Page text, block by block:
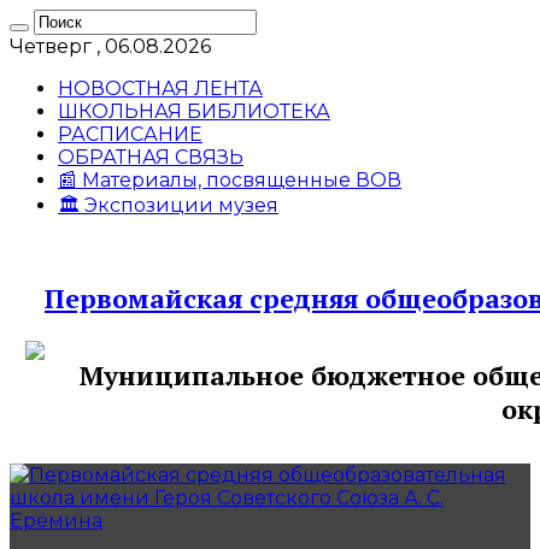
Четверг , 06.08.2026
НОВОСТНАЯ ЛЕНТА
ШКОЛЬНАЯ БИБЛИОТЕКА
РАСПИСАНИЕ
ОБРАТНАЯ СВЯЗЬ
📰 Материалы, посвященные ВОВ
🏛️ Экспозиции музея
Первомайская средняя
Муниципальное бюджетное